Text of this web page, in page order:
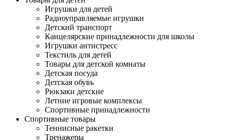
Игрушки для детей
Радиоуправляемые игрушки
Детский транспорт
Канцелярские принадлежности для школы
Игрушки антистресс
Текстиль для детей
Товары для детской комнаты
Детская посуда
Детская обувь
Рюкзаки детские
Летние игровые комплексы
Спортивные принадлежности
Спортивные товары
Теннисные ракетки
Тренажеры